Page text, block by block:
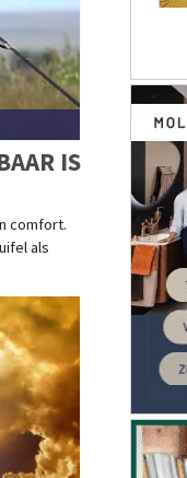
IS
comfort.
als